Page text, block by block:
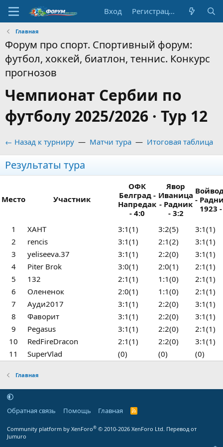
Вход Регистрация
Главная
Форум про спорт. Спортивный форум:
футбол, хоккей, биатлон, теннис. Конкурс
прогнозов
Чемпионат Сербии по
футболу 2025/2026 · Тур 12
← Назад к турниру — Матчи тура — Итоговая таблица
Результаты тура
Место Участник
ОФК
Белград -
Напредак
- 4:0
Явор
Иваница
- Радник
- 3:2
-
1923
1 ХАНТ 3:1(1) 3:2(5)
3:1(1)
2
rencis 3:1(1) 2:1(2)
3:1(1)
3
yeliseeva.37 3:1(1) 2:2(0)
3:1(1)
4
Piter Brok 3:0(1) 2:0(1)
2:1(1)
5
132 2:1(1) 1:1(0)
2:1(1)
6
Олененок 2:0(1) 1:1(0)
2:1(1)
7
Ауди2017 3:1(1) 2:2(0)
3:1(1)
8
Фаворит 3:1(1) 2:2(0)
3:1(1)
9
Pegasus 3:1(1) 2:2(0)
2:1(1)
10
RedFireDracon 2:1(1) 2:2(0)
3:1(1)
11
SuperVlad (0) (0) (0)
Главная
Обратная связь Помощь Главная
R
Community platform by XenForo® © 2010-2026 XenForo Ltd. Перевод от
Jumuro